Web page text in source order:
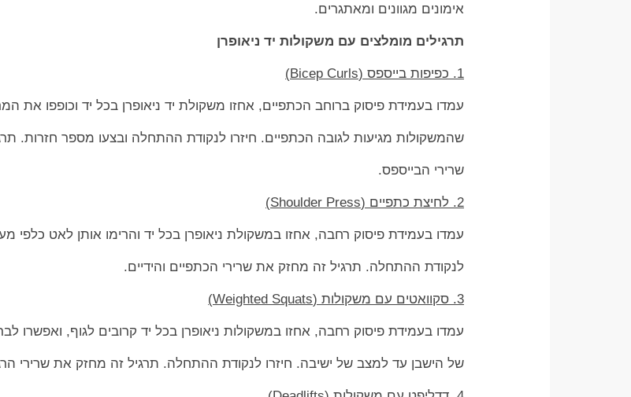
אימונים מגוונים ומאתגרים.
תרגילים מומלצים עם משקולות יד ניאופרן
1. כפיפות בייספס (Bicep Curls)
עמדו בעמידת פיסוק ברוחב הכתפיים, אחזו משקולת יד ניאופרן בכל יד וכופפו את
שהמשקולות מגיעות לגובה הכתפיים. חיזרו לנקודת ההתחלה ובצעו מספר חזרות.
שרירי הבייספס.
2. לחיצת כתפיים (Shoulder Press)
עמדו בעמידת פיסוק רחבה, אחזו במשקולת ניאופרן בכל יד והרימו אותן לאט כלפי
לנקודת ההתחלה. תרגיל זה מחזק את שרירי הכתפיים והידיים.
3. סקוואטים עם משקולות (Weighted Squats)
עמדו בעמידת פיסוק רחבה, אחזו במשקולות ניאופרן בכל יד קרובים לגוף, ואפשרו
של הישבן עד למצב של ישיבה. חיזרו לנקודת ההתחלה. תרגיל זה מחזק את שרירי